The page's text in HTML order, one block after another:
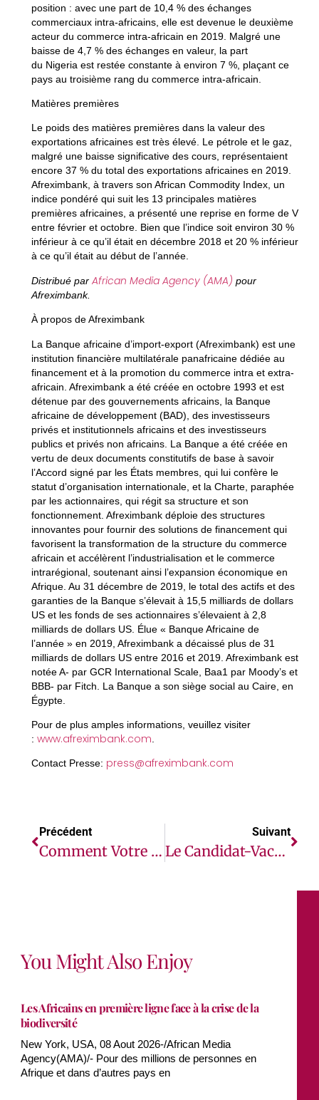
position : avec une part de 10,4 % des échanges
commerciaux intra-africains, elle est devenue le deuxième
acteur du commerce intra-africain en 2019. Malgré une
baisse de 4,7 % des échanges en valeur, la part
du Nigeria est restée constante à environ 7 %, plaçant ce
pays au troisième rang du commerce intra-africain.
Matières premières
Le poids des matières premières dans la valeur des
exportations africaines est très élevé. Le pétrole et le gaz,
malgré une baisse significative des cours, représentaient
encore 37 % du total des exportations africaines en 2019.
Afreximbank, à travers son African Commodity Index, un
indice pondéré qui suit les 13 principales matières
premières africaines, a présenté une reprise en forme de V
entre février et octobre. Bien que l’indice soit environ 30 %
inférieur à ce qu’il était en décembre 2018 et 20 % inférieur
à ce qu’il était au début de l’année.
Distribué par African Media Agency (AMA) pour
Afreximbank.
À propos de Afreximbank
La Banque africaine d’import-export (Afreximbank) est une
institution financière multilatérale panafricaine dédiée au
financement et à la promotion du commerce intra et extra-
africain. Afreximbank a été créée en octobre 1993 et est
détenue par des gouvernements africains, la Banque
africaine de développement (BAD), des investisseurs
privés et institutionnels africains et des investisseurs
publics et privés non africains. La Banque a été créée en
vertu de deux documents constitutifs de base à savoir
l’Accord signé par les États membres, qui lui confère le
statut d’organisation internationale, et la Charte, paraphée
par les actionnaires, qui régit sa structure et son
fonctionnement. Afreximbank déploie des structures
innovantes pour fournir des solutions de financement qui
favorisent la transformation de la structure du commerce
africain et accélèrent l’industrialisation et le commerce
intrarégional, soutenant ainsi l’expansion économique en
Afrique. Au 31 décembre de 2019, le total des actifs et des
garanties de la Banque s’élevait à 15,5 milliards de dollars
US et les fonds de ses actionnaires s’élevaient à 2,8
milliards de dollars US. Élue « Banque Africaine de
l’année » en 2019, Afreximbank a décaissé plus de 31
milliards de dollars US entre 2016 et 2019. Afreximbank est
notée A- par GCR International Scale, Baa1 par Moody’s et
BBB- par Fitch. La Banque a son siège social au Caire, en
Égypte.
Pour de plus amples informations, veuillez visiter
: www.afreximbank.com
Contact Presse: press@afreximbank.com
Précédent
Comment Votre Dossier De Crédit Vous Aide À Vivre Une Meilleure Vie
Suivant
Le Candidat-Vaccin Contre La COVID-19 De BAT Passe Aux Essais Cliniques De Phase I Chez L’être Humain
You Might Also Enjoy
Les Africains en première ligne face à la crise de la
biodiversité
New York, USA, 08 Aout 2026-/African Media
Agency(AMA)/- Pour des millions de personnes en
Afrique et dans d’autres pays en